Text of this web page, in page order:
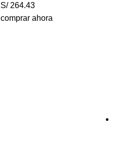
S/ 264.43
comprar ahora